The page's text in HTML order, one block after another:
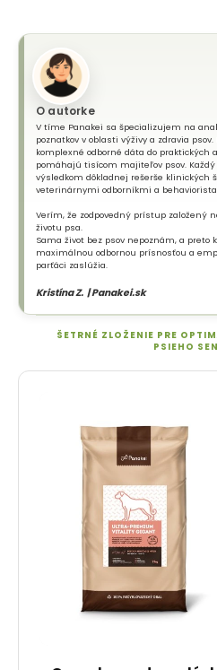
O autorke
V tíme Panakei sa špecializujem na
poznatkov v oblasti výživy a zdravia
komplexné odborné dáta do praktických
pomáhajú tisícom majiteľov psov.
výsledkom dôkladnej rešerše klinických
veterinárnymi odborníkmi a
Verím, že zodpovedný prístup založený
životu psa.
Sama život bez psov nepoznám, a
maximálnou odbornou prísnosťou a
parťáci zaslúžia.
Kristína Z. | Panakei.sk